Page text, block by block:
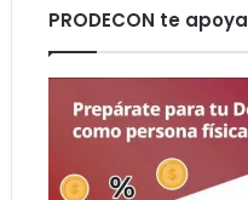
PRODECON te apoya